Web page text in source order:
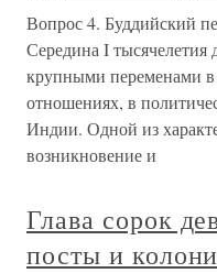
Вопрос 4. Буддийский
Середина I тысячелетия
крупными переменами
отношениях, в
Индии. Одной из
возникновение и
Глава сорок
посты и